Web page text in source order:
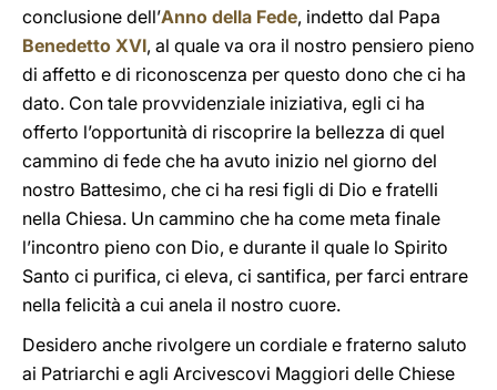
conclusione dell’Anno della Fede, indetto dal Papa
Benedetto XVI, al quale va ora il nostro pensiero pieno
di affetto e di riconoscenza per questo dono che ci ha
dato. Con tale provvidenziale iniziativa, egli ci ha
offerto l’opportunità di riscoprire la bellezza di quel
cammino di fede che ha avuto inizio nel giorno del
nostro Battesimo, che ci ha resi figli di Dio e fratelli
nella Chiesa. Un cammino che ha come meta finale
l’incontro pieno con Dio, e durante il quale lo Spirito
Santo ci purifica, ci eleva, ci santifica, per farci entrare
nella felicità a cui anela il nostro cuore.
Desidero anche rivolgere un cordiale e fraterno saluto
ai Patriarchi e agli Arcivescovi Maggiori delle Chiese